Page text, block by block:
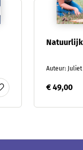
Auteur:
€ 49,00